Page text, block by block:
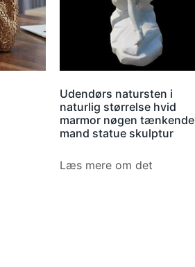
Udendørs natursten i
naturlig størrelse hvid
marmor nøgen tænkende
mand statue skulptur
Læs mere om det